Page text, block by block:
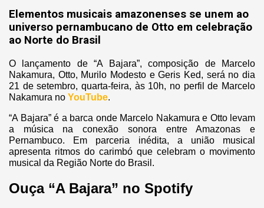
Elementos musicais amazonenses se unem ao
universo pernambucano de Otto em celebração
ao Norte do Brasil
O lançamento de “A Bajara”, composição de Marcelo
Nakamura, Otto, Murilo Modesto e Geris Ked, será no dia
21 de setembro, quarta-feira, às 10h, no perfil de Marcelo
Nakamura no YouTube.
“A Bajara” é a barca onde Marcelo Nakamura e Otto levam
a música na conexão sonora entre Amazonas e
Pernambuco. Em parceria inédita, a união musical
apresenta ritmos do carimbó que celebram o movimento
musical da Região Norte do Brasil.
Ouça “A Bajara” no Spotify